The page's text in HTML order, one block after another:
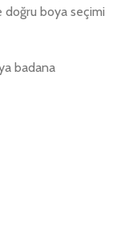
doğru boya seçimi
badana